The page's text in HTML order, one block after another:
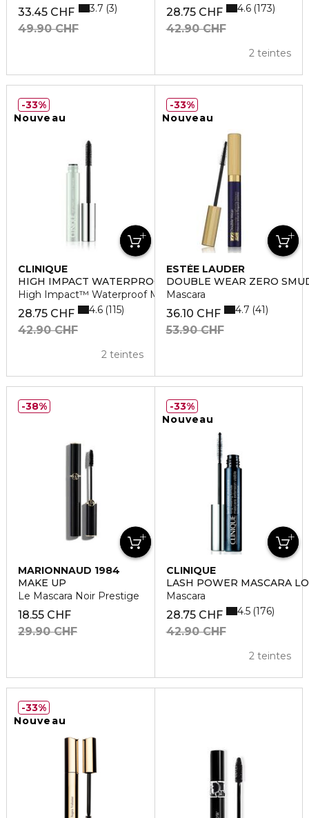
33.45 CHF
49.90 CHF
3.7 3
28.75 CHF
42.90 CHF
2 teintes
4.6 173
Nouveau
CLINIQUE
HIGH IMPACT WATERPROOF MASCARA
High Impact™ Waterproof Mascara
28.75 CHF
42.90 CHF
2 teintes
4.6 115
33%
Nouveau
ESTÉE LAUDER
DOUBLE WEAR ZERO
Mascara
36.10 CHF
53.90 CHF
4.7 41
33%
MARIONNAUD 1984
MAKE UP
Le Mascara Noir Prestige
18.55 CHF
29.90 CHF
38%
Nouveau
CLINIQUE
LASH POWER MASCARA
Mascara
28.75 CHF
42.90 CHF
2 teintes
4.5 176
33%
Nouveau
33%